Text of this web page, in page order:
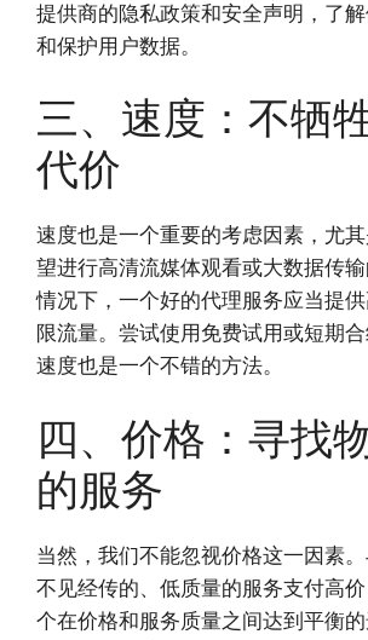
提供商的隐私政策和安全声明，了
和保护用户数据。
三、速度：不牺
代价
速度也是一个重要的考虑因素，尤
望进行高清流媒体观看或大数据传
情况下，一个好的代理服务应当提
限流量。尝试使用免费试用或短期
速度也是一个不错的方法。
四、价格：寻找
的服务
当然，我们不能忽视价格这一因素
不见经传的、低质量的服务支付高
个在价格和服务质量之间达到平衡